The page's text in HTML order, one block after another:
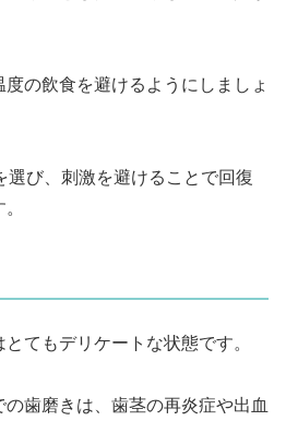
の飲食を避けるようにしましょ
選び、刺激を避けることで回復
てもデリケートな状態です。
歯磨きは、歯茎の再炎症や出血